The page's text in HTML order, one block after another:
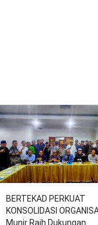
BERTEKAD PERKUAT
KONSOLIDASI
Munir Raih Dukungan…